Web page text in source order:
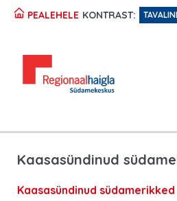
PEALEHELE KONTRAST:
617 1049
Erakorraline abi:
Digiregistratuur:
Kaasasündinud
Kaasasündinud südamerikked